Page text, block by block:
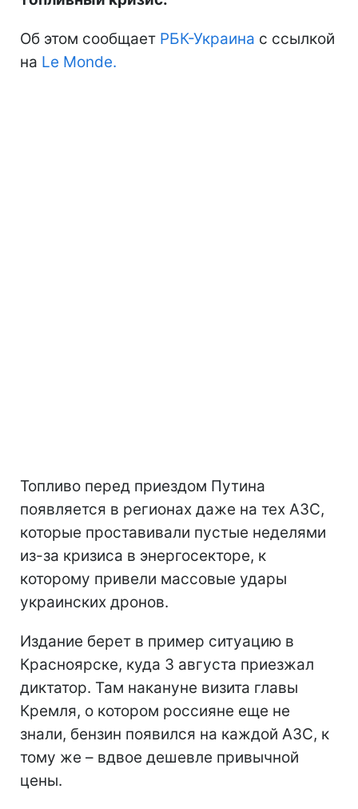
Об этом сообщает РБК-Украина с ссылкой
на Le Monde.
Топливо перед приездом Путина
появляется в регионах даже на тех АЗС,
которые проставивали пустые неделями
из-за кризиса в энергосекторе, к
которому привели массовые удары
украинских дронов.
Издание берет в пример ситуацию в
Красноярске, куда 3 августа приезжал
диктатор. Там накануне визита главы
Кремля, о котором россияне еще не
знали, бензин появился на каждой АЗС, к
тому же – вдвое дешевле привычной
цены.